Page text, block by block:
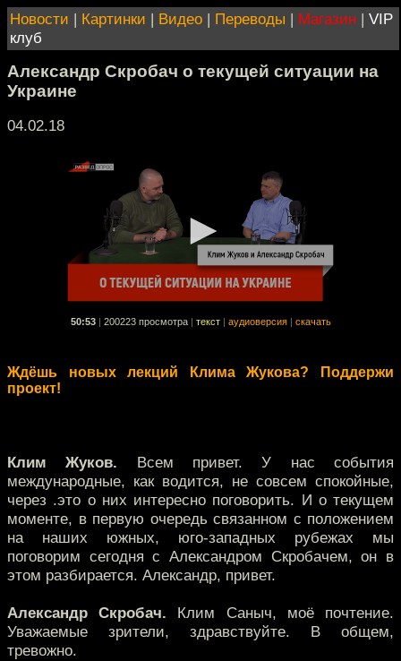
Новости | Картинки | Видео | Переводы | Магазин | VIP
клуб
Александр Скробач о текущей ситуации на
Украине
04.02.18
50:53 200223 просмотра текст аудиоверсия скачать
Ждёшь новых лекций Клима Жукова? Поддержи
проект!
Клим Жуков. Всем привет. У нас события
международные, как водится, не совсем спокойные,
через .это о них интересно поговорить. И о текущем
моменте, в первую очередь связанном с положением
на наших южных, юго-западных рубежах мы
поговорим сегодня с Александром Скробачем, он в
этом разбирается. Александр, привет.
Александр Скробач. Клим Саныч, моё почтение.
Уважаемые зрители, здравствуйте. В общем,
тревожно.